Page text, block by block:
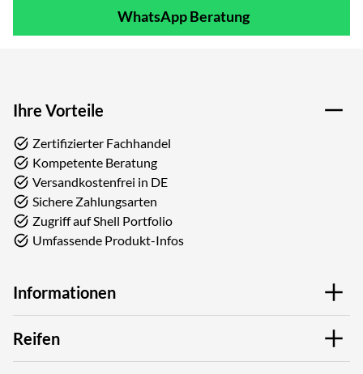
WhatsApp Beratung
Ihre Vorteile
Zertifizierter Fachhandel
Kompetente Beratung
Versandkostenfrei in DE
Sichere Zahlungsarten
Zugriff auf Shell Portfolio
Umfassende Produkt-Infos
Informationen
Reifen